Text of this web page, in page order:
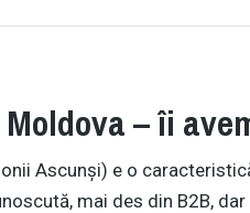
– îi
Ascunși) e o
mai des din B2B, dar